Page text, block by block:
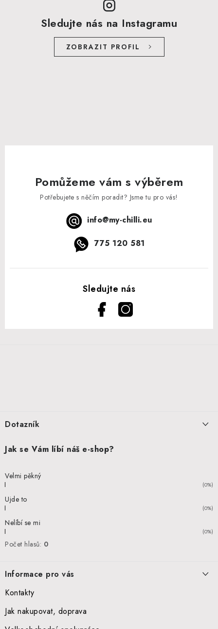
Sledujte nás na Instagramu
ZOBRAZIT PROFIL
Pomůžeme vám s výběrem
Potřebujete s něčím poradit? Jsme tu pro vás!
info@my-chilli.eu
775 120 581
Dotazník
Jak se Vám líbí náš e-shop?
Velmi pěkný
(0%)
Ujde to
(0%)
Nelíbí se mi
(0%)
Počet hlasů: 0
Informace pro vás
Kontakty
Jak nakupovat, doprava